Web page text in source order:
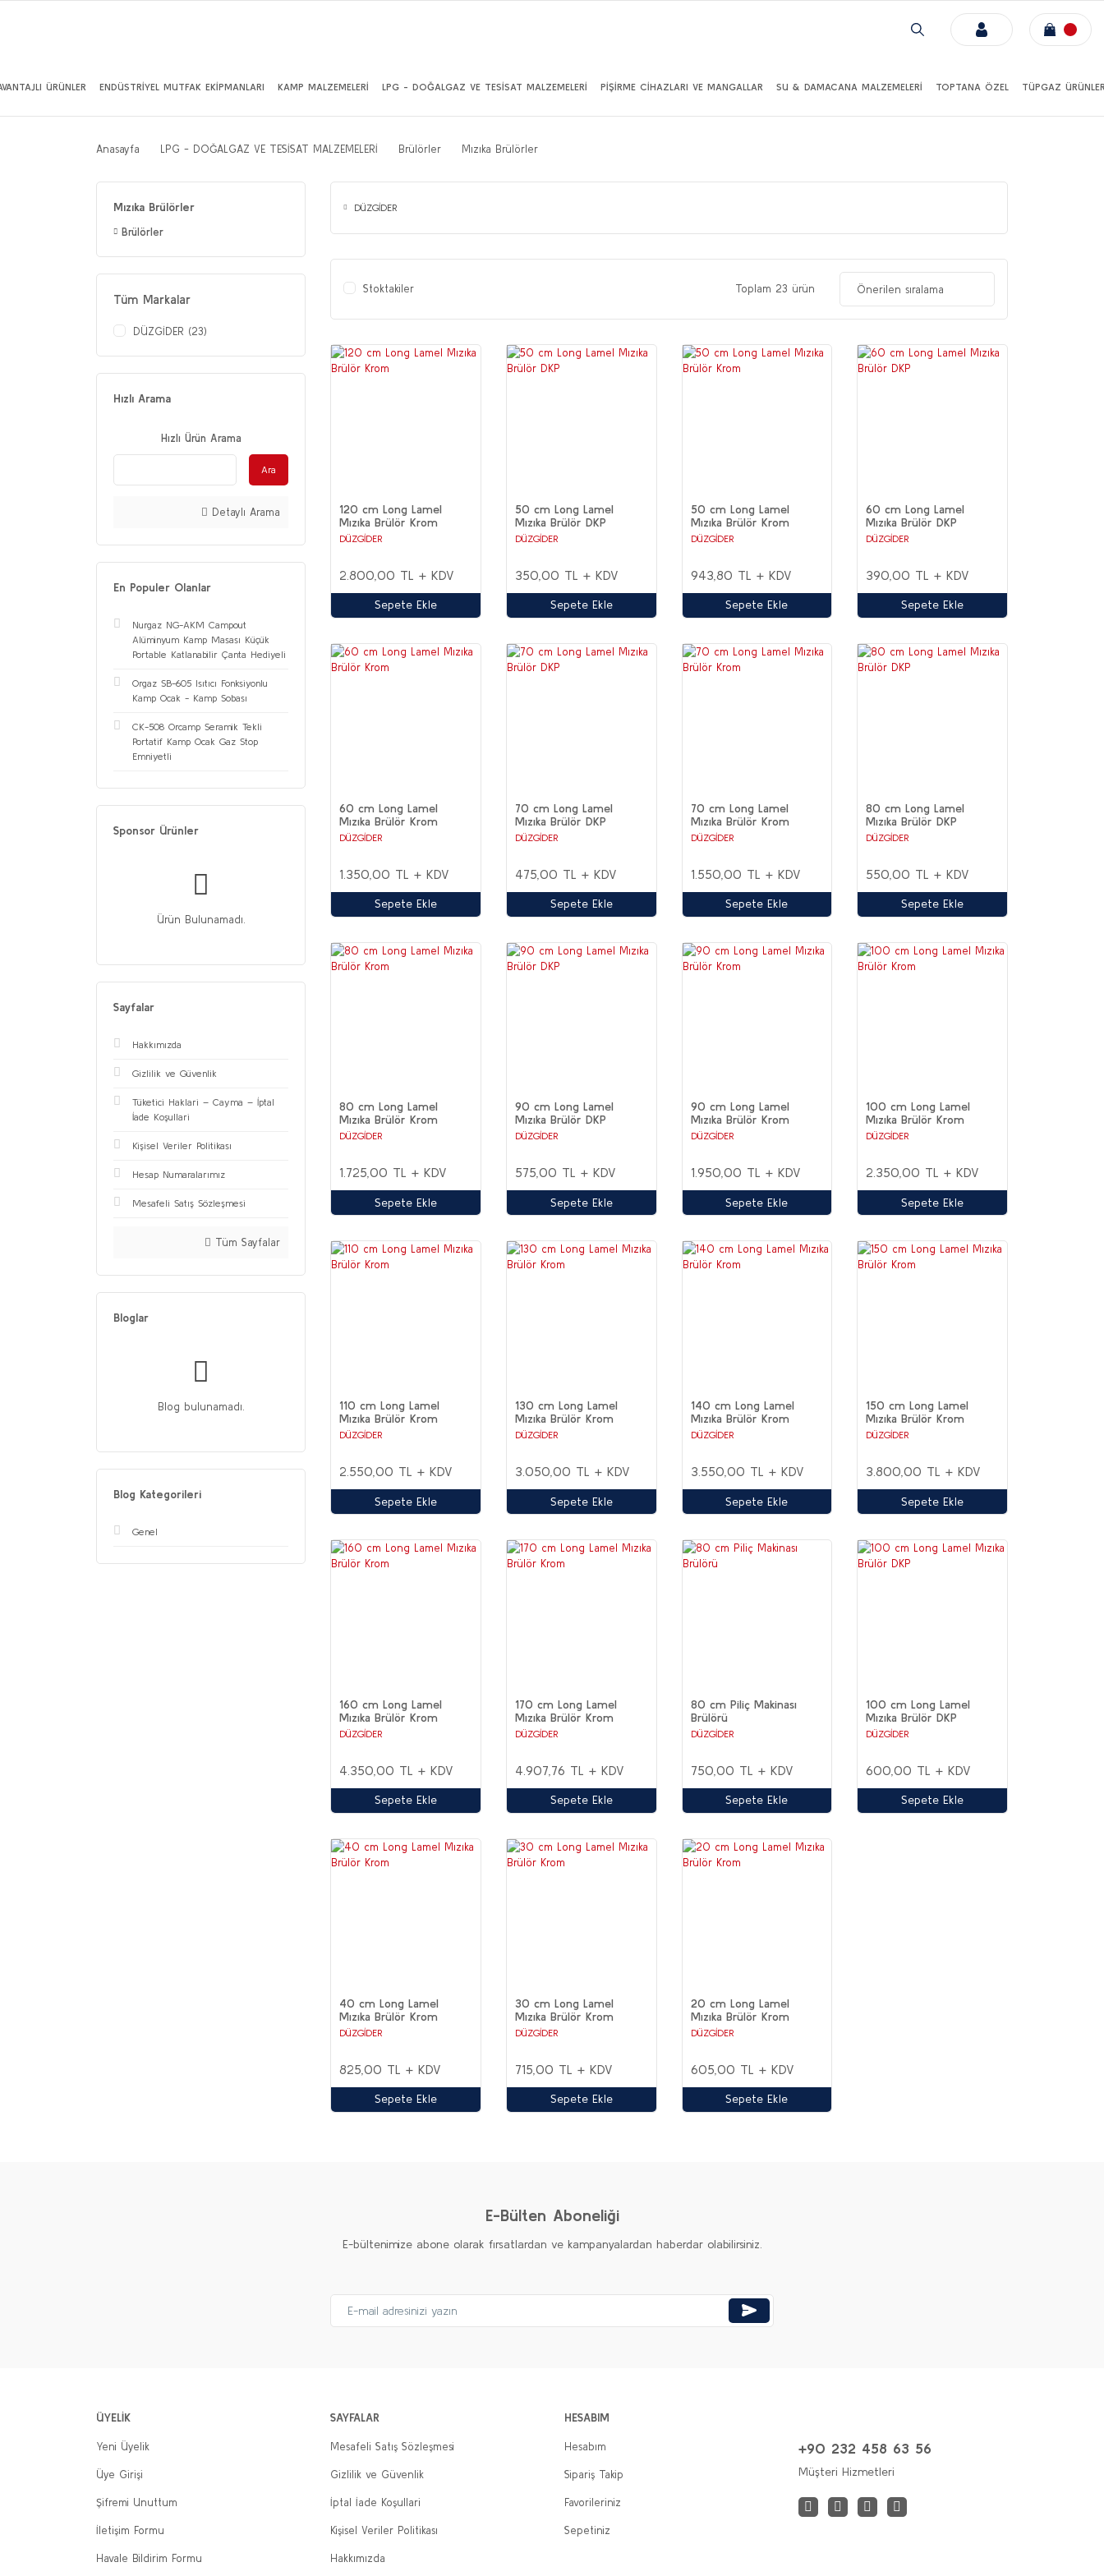
ÜRÜNLER ENDÜSTRİYEL MUTFAK EKİPMANLARI KAMP MALZEMELERİ LPG - DOĞALGAZ VE TESİSAT MALZEMELERİ PİŞİRME CİHAZLARI VE MANGALLAR SU & DAMACANA MALZEMELERİ TOPTANA ÖZEL TÜPGAZ
Anasayfa LPG - DOĞALGAZ VE TESİSAT MALZEMELERİ Brülörler Mızıka Brülörler
Mızıka Brülörler
Brülörler
Tüm Markalar
DÜZGİDER (23)
Hızlı Arama
Hızlı Ürün Arama
Ara
Detaylı Arama
En Populer Olanlar
Nurgaz NG-AKM Campout
Alüminyum Kamp Masası Küçük
Portable Katlanabilir Çanta Hediyeli
Orgaz SB-605 Isıtıcı Fonksiyonlu
Kamp Ocak - Kamp Sobası
CK-508 Orcamp Seramik Tekli
Portatif Kamp Ocak Gaz Stop
Emniyetli
Sponsor Ürünler
Ürün Bulunamadı.
Sayfalar
Hakkımızda
Gizlilik ve Güvenlik
Tüketici Haklari – Cayma – İptal
İade Koşullari
Kişisel Veriler Politikası
Hesap Numaralarımız
Mesafeli Satış Sözleşmesi
Tüm Sayfalar
Bloglar
Blog bulunamadı.
Blog Kategorileri
Genel
DÜZGİDER
Stoktakiler Toplam 23 ürün
120 cm Long Lamel
Mızıka Brülör Krom
DÜZGİDER
2.800,00 TL + KDV
Sepete Ekle
50 cm Long Lamel
Mızıka Brülör DKP
DÜZGİDER
350,00 TL + KDV
Sepete Ekle
50 cm Long Lamel
Mızıka Brülör Krom
DÜZGİDER
943,80 TL + KDV
Sepete Ekle
60 cm Long Lamel
Mızıka Brülör DKP
DÜZGİDER
390,00 TL + KDV
Sepete Ekle
60 cm Long Lamel
Mızıka Brülör Krom
DÜZGİDER
1.350,00 TL + KDV
Sepete Ekle
70 cm Long Lamel
Mızıka Brülör DKP
DÜZGİDER
475,00 TL + KDV
Sepete Ekle
70 cm Long Lamel
Mızıka Brülör Krom
DÜZGİDER
1.550,00 TL + KDV
Sepete Ekle
80 cm Long Lamel
Mızıka Brülör DKP
DÜZGİDER
550,00 TL + KDV
Sepete Ekle
80 cm Long Lamel
Mızıka Brülör Krom
DÜZGİDER
1.725,00 TL + KDV
Sepete Ekle
90 cm Long Lamel
Mızıka Brülör DKP
DÜZGİDER
575,00 TL + KDV
Sepete Ekle
90 cm Long Lamel
Mızıka Brülör Krom
DÜZGİDER
1.950,00 TL + KDV
Sepete Ekle
100 cm Long Lamel
Mızıka Brülör Krom
DÜZGİDER
2.350,00 TL + KDV
Sepete Ekle
110 cm Long Lamel
Mızıka Brülör Krom
DÜZGİDER
2.550,00 TL + KDV
Sepete Ekle
130 cm Long Lamel
Mızıka Brülör Krom
DÜZGİDER
3.050,00 TL + KDV
Sepete Ekle
140 cm Long Lamel
Mızıka Brülör Krom
DÜZGİDER
3.550,00 TL + KDV
Sepete Ekle
150 cm Long Lamel
Mızıka Brülör Krom
DÜZGİDER
3.800,00 TL + KDV
Sepete Ekle
160 cm Long Lamel
Mızıka Brülör Krom
DÜZGİDER
4.350,00 TL + KDV
Sepete Ekle
170 cm Long Lamel
Mızıka Brülör Krom
DÜZGİDER
4.907,76 TL + KDV
Sepete Ekle
80 cm Piliç Makinası
Brülörü
DÜZGİDER
750,00 TL + KDV
Sepete Ekle
100 cm Long Lamel
Mızıka Brülör DKP
DÜZGİDER
600,00 TL + KDV
Sepete Ekle
40 cm Long Lamel
Mızıka Brülör Krom
DÜZGİDER
825,00 TL + KDV
Sepete Ekle
30 cm Long Lamel
Mızıka Brülör Krom
DÜZGİDER
715,00 TL + KDV
Sepete Ekle
20 cm Long Lamel
Mızıka Brülör Krom
DÜZGİDER
605,00 TL + KDV
Sepete Ekle
E-Bülten Aboneliği
E-bültenimize abone olarak fırsatlardan ve kampanyalardan haberdar olabilirsiniz.
ÜYELİK
Yeni Üyelik
Üye Girişi
Şifremi Unuttum
İletişim Formu
Havale Bildirim Formu
SAYFALAR
Mesafeli Satış Sözleşmesi
Gizlilik ve Güvenlik
İptal İade Koşullari
Kişisel Veriler Politikası
Hakkımızda
HESABIM
Hesabım
Sipariş Takip
Favorileriniz
Sepetiniz
+90 232 458 63 56
Müşteri Hizmetleri